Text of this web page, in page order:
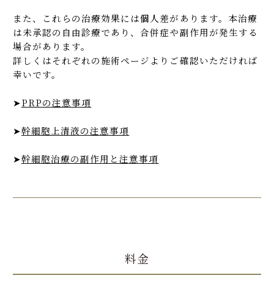
また、これらの治療効果には個人差があります。本治療
は未承認の自由診療であり、合併症や副作用が発生する
場合があります。
詳しくはそれぞれの施術ページよりご確認いただければ
幸いです。
➤PRPの注意事項
➤幹細胞上清液の注意事項
➤幹細胞治療の副作用と注意事項
料金